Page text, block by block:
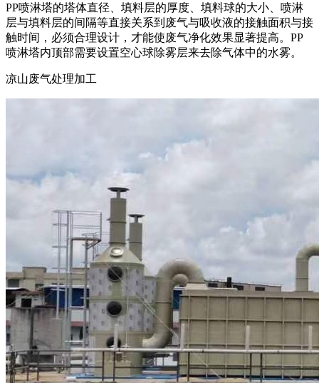
PP喷淋塔的塔体直径、填料层的厚度、填料球的大小、喷淋
层与填料层的间隔等直接关系到废气与吸收液的接触面积与接
触时间，必须合理设计，才能使废气净化效果显著提高。PP
喷淋塔内顶部需要设置空心球除雾层来去除气体中的水雾。
凉山废气处理加工